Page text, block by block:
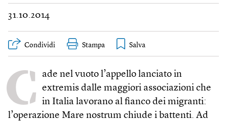
31.10.2014
Condividi Stampa
C
ade nel vuoto l’appello lanciato in
extremis dalle maggiori associazioni che
in Italia lavorano al fianco dei migranti:
l’operazione Mare nostrum chiude i battenti. Ad